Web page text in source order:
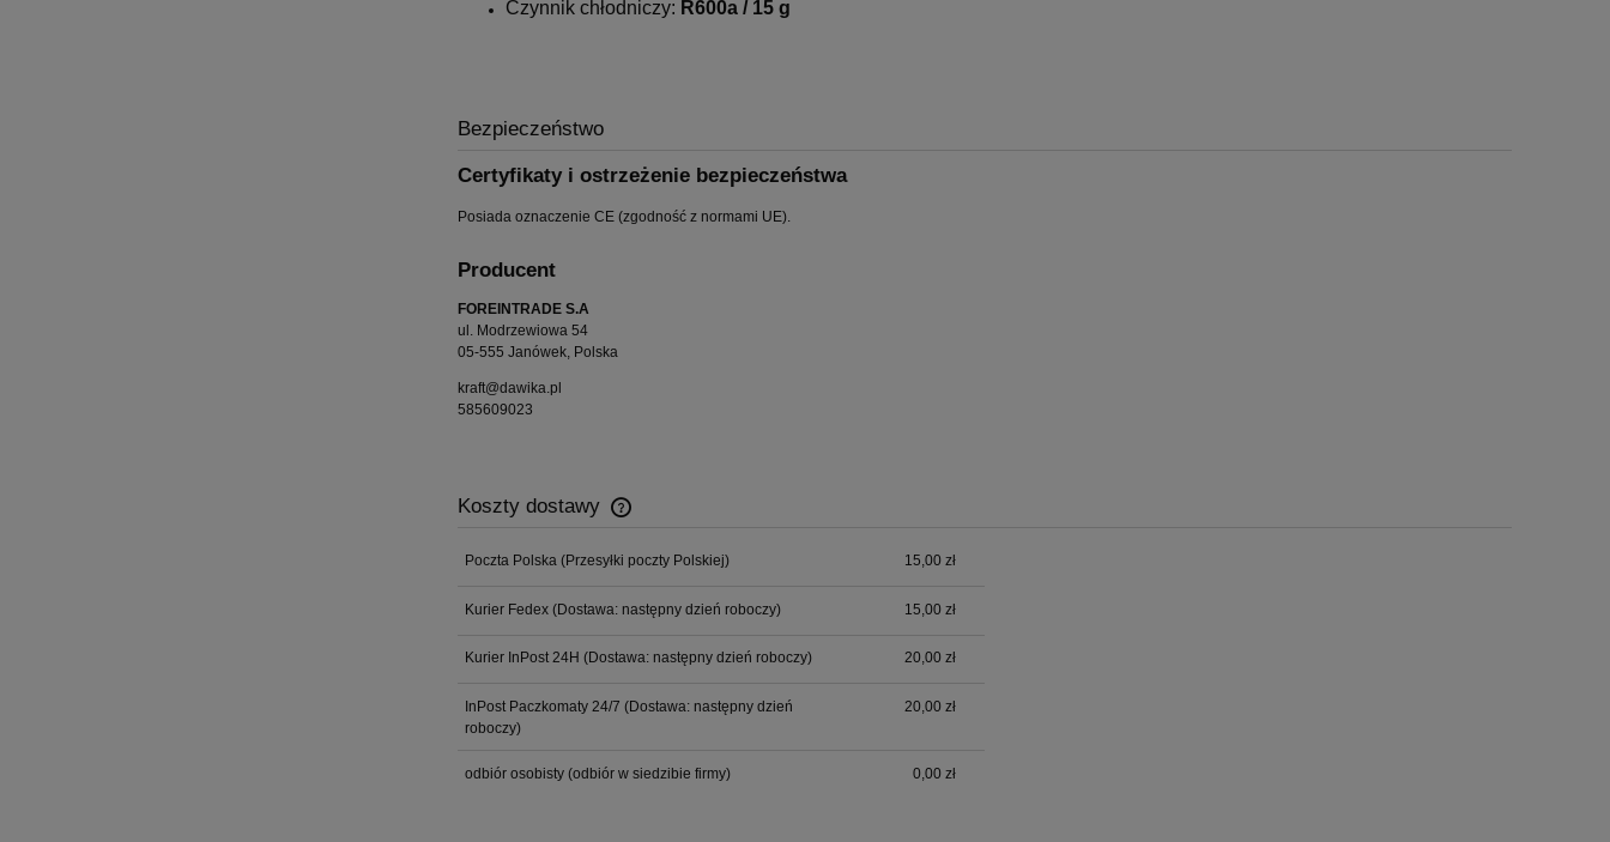
Czynnik chłodniczy: R600a / 15 g
Bezpieczeństwo
Certyfikaty i ostrzeżenie bezpieczeństwa
Posiada oznaczenie CE (zgodność z normami UE).
Producent
FOREINTRADE S.A
ul. Modrzewiowa 54
05-555 Janówek, Polska
kraft@dawika.pl
585609023
Koszty dostawy
Cena nie zawiera ewentualnych kosztów
Poczta Polska (Przesyłki poczty Polskiej) 15,00 zł
Kurier Fedex (Dostawa: następny dzień roboczy) 15,00 zł
Kurier InPost 24H (Dostawa: następny dzień roboczy) 20,00 zł
InPost Paczkomaty 24/7 (Dostawa: następny dzień
roboczy)
20,00 zł
odbiór osobisty (odbiór w siedzibie firmy) 0,00 zł